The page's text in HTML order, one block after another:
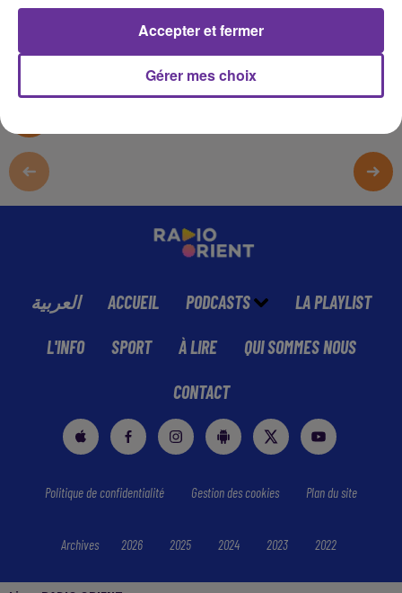
العربية ACCUEIL PODCASTS LA PLAYLIST
L'INFO SPORT À LIRE QUI SOMMES NOUS
CONTACT
Politique de confidentialité Gestion des cookies Plan du site
Archives 2026 2025 2024 2023 2022
Gérer mes choix
Accepter et fermer